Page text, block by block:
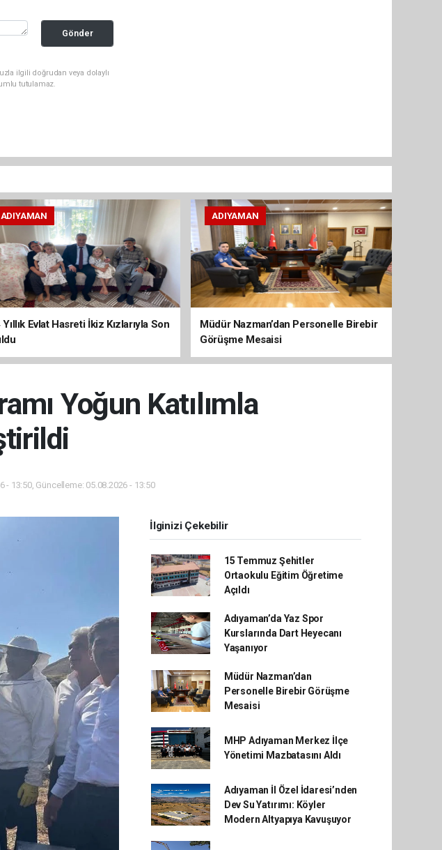
Gönder
ilgili doğrudan veya dolaylı
tutulamaz.
ADIYAMAN
Yıllık Evlat Hasreti İkiz Kızlarıyla Son
ADIYAMAN
Müdür Nazman’dan Personelle Birebir
Görüşme Mesaisi
Yoğun Katılımla
- 13:50, Güncelleme: 05.08.2026 - 13:50
İlginizi Çekebilir
15 Temmuz Şehitler
Ortaokulu Eğitim Öğretime
Açıldı
Adıyaman’da Yaz Spor
Kurslarında Dart Heyecanı
Yaşanıyor
Müdür Nazman’dan
Personelle Birebir Görüşme
Mesaisi
MHP Adıyaman Merkez İlçe
Yönetimi Mazbatasını Aldı
Adıyaman İl Özel İdaresi’nden
Dev Su Yatırımı: Köyler
Modern Altyapıya Kavuşuyor